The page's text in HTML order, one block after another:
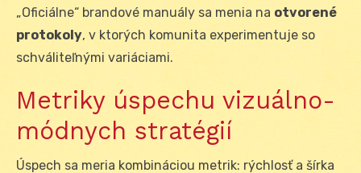
„Oficiálne“ brandové manuály sa menia na otvorené
protokoly, v ktorých komunita experimentuje so
schváliteľnými variáciami.
Metriky úspechu vizuálno-
módnych stratégií
Úspech sa meria kombináciou metrik: rýchlosť a šírka